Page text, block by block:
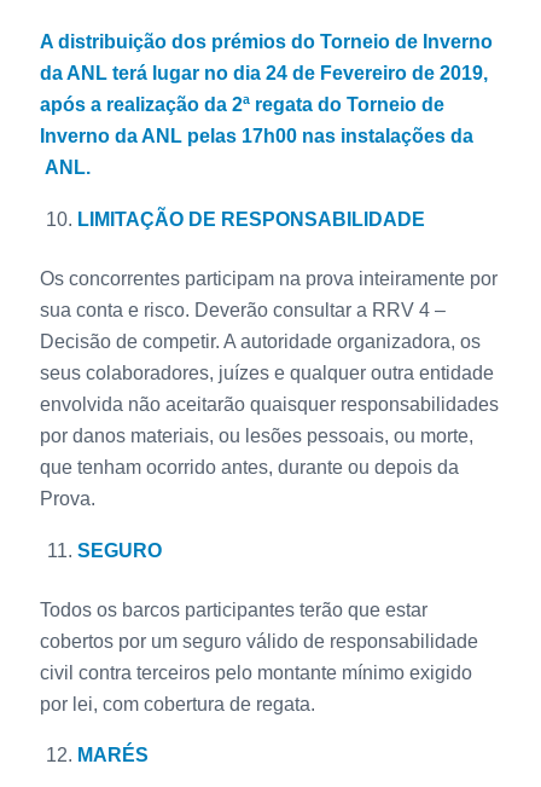
A distribuição dos prémios do Torneio de Inverno
da ANL terá lugar no dia 24 de Fevereiro de 2019,
após a realização da 2ª regata do Torneio de
Inverno da ANL pelas 17h00 nas instalações da
ANL.
LIMITAÇÃO DE RESPONSABILIDADE
Os concorrentes participam na prova inteiramente por
sua conta e risco. Deverão consultar a RRV 4 –
Decisão de competir. A autoridade organizadora, os
seus colaboradores, juízes e qualquer outra entidade
envolvida não aceitarão quaisquer responsabilidades
por danos materiais, ou lesões pessoais, ou morte,
que tenham ocorrido antes, durante ou depois da
Prova.
SEGURO
Todos os barcos participantes terão que estar
cobertos por um seguro válido de responsabilidade
civil contra terceiros pelo montante mínimo exigido
por lei, com cobertura de regata.
MARÉS